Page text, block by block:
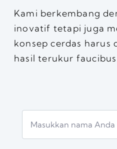
Kami berkembang
inovatif tetapi juga
konsep cerdas harus
hasil terukur